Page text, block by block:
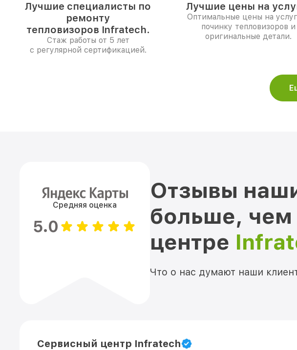
Лучшие специалисты по
ремонту
тепловизоров Infratech.
Стаж работы от 5 лет
с регулярной сертификацией.
Лучшие цены на
Оптимальные цены на
починку тепловизоров и
оригинальные детали.
Средняя оценка
5.0
Отзывы
больше,
центре
Что о нас думают наши
Сервисный центр Infratech